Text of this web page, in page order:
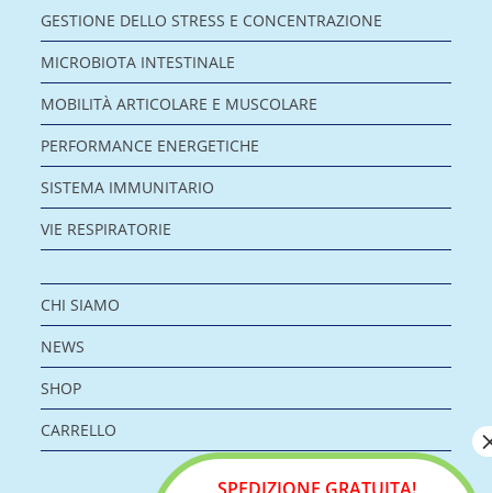
GESTIONE DELLO STRESS E CONCENTRAZIONE
MICROBIOTA INTESTINALE
MOBILITÀ ARTICOLARE E MUSCOLARE
PERFORMANCE ENERGETICHE
SISTEMA IMMUNITARIO
VIE RESPIRATORIE
CHI SIAMO
NEWS
SHOP
CARRELLO